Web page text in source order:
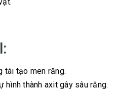
tái tạo men răng.
hình thành axit gây sâu răng.